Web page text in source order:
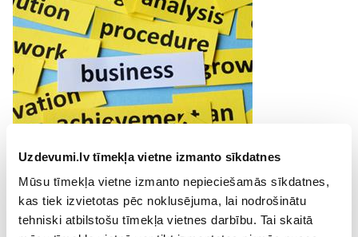
Uzdevumi.lv tīmekļa vietne izmanto sīkdatnes
Mūsu tīmekļa vietne izmanto nepieciešamās sīkdatnes,
kas tiek izvietotas pēc noklusējuma, lai nodrošinātu
tehniski atbilstošu tīmekļa vietnes darbību. Tai skaitā
Example 0. Answer 0.